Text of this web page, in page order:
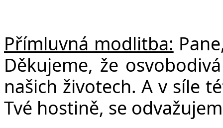
Přímluvná modlitba:
Děkujeme, že
našich životech. A v síle
Tvé hostině, se